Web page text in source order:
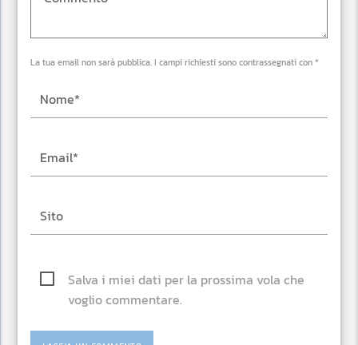
La tua email non sarà pubblica. I campi richiesti sono contrassegnati con *
Salva i miei dati per la prossima vola che
voglio commentare.